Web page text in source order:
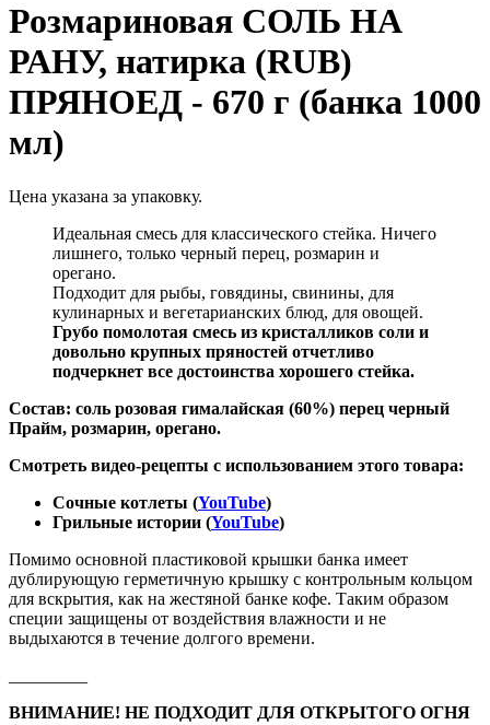
Розмариновая СОЛЬ НА
РАНУ, натирка (RUB)
ПРЯНОЕД - 670 г (банка 1000
мл)
Цена указана за упаковку.
Идеальная смесь для классического стейка. Ничего
лишнего, только черный перец, розмарин и
орегано.
Подходит для рыбы, говядины, свинины, для
кулинарных и вегетарианских блюд, для овощей.
Грубо помолотая смесь из кристалликов соли и
довольно крупных пряностей отчетливо
подчеркнет все достоинства хорошего стейка.
Состав: соль розовая гималайская (60%) перец черный
Прайм, розмарин, орегано.
Смотреть видео-рецепты с использованием этого товара:
Сочные котлеты (YouTube)
Грильные истории (YouTube)
Помимо основной пластиковой крышки банка имеет
дублирующую герметичную крышку с контрольным кольцом
для вскрытия, как на жестяной банке кофе. Таким образом
специи защищены от воздействия влажности и не
выдыхаются в течение долгого времени.
ВНИМАНИЕ! НЕ ПОДХОДИТ ДЛЯ ОТКРЫТОГО ОГНЯ